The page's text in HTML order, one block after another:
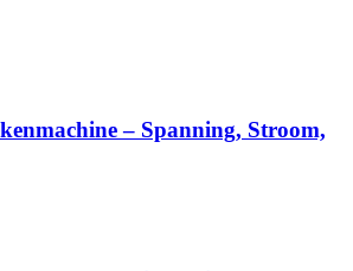
– Spanning, Stroom,